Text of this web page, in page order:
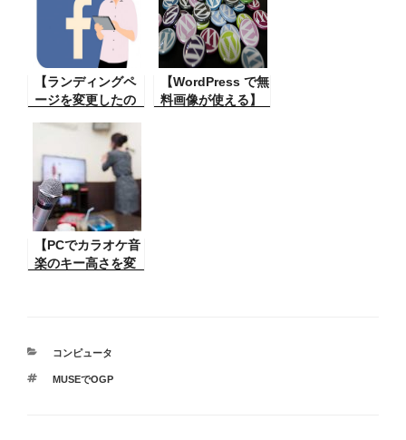
壊れてしまい中味
を見ることができ
なくなってしまっ
たその対策。
している時に、左
のメニュー、右の
各コントロール画
面が、カーソルの
位置によって出た
り入ったりする。
【ランディングペ
ージを変更したの
OGPで設定した内
容、画像が変わら
ないトラブル】ラ
ンディングページ
は時々変更するこ
とがあるのです
が、再度そのアド
レスを貼り付けて
【WordPress で無
料画像が使える】
【PCでカラオケ音
楽のキー高さを変
するには ？おすす
めの良い方法は
カ
ゴ
コンピュータ
タ
MUSEでOGP